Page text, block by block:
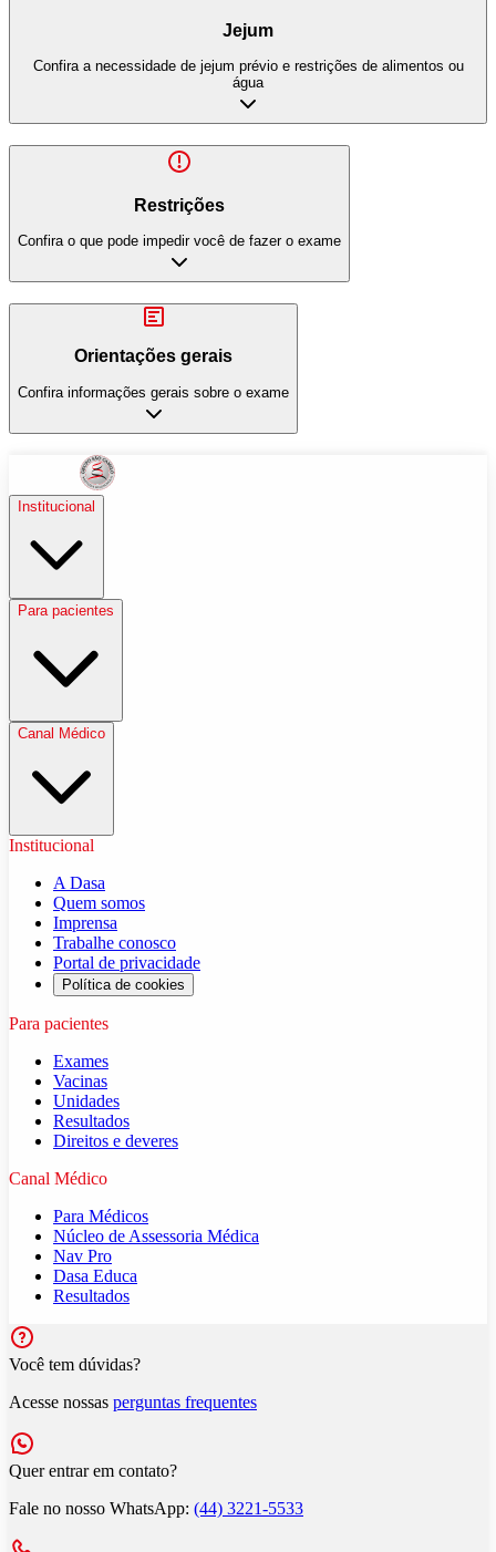
Jejum
Confira a necessidade de jejum prévio e restrições de alimentos ou
água
Restrições
Confira o que pode impedir você de fazer o exame
Orientações gerais
Confira informações gerais sobre o exame
Institucional
Para pacientes
Canal Médico
Institucional
A Dasa
Quem somos
Imprensa
Trabalhe conosco
Portal de privacidade
Política de cookies
Para pacientes
Exames
Vacinas
Unidades
Resultados
Direitos e deveres
Canal Médico
Para Médicos
Núcleo de Assessoria Médica
Nav Pro
Dasa Educa
Resultados
Você tem dúvidas?
Acesse nossas perguntas frequentes
Quer entrar em contato?
Fale no nosso WhatsApp: (44) 3221-5533